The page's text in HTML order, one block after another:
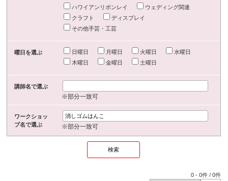
ハワイアンリボンレイ
ウェディング関連
クラフト
ディスプレイ
その他手芸・工芸
曜日を選ぶ 日曜日 月曜日 火曜日
水曜日
木曜日
金曜日 土曜日
講師名で選ぶ
※部分一致可
ワークショッ
プ名で選ぶ
※部分一致可
0 -0件 /0件